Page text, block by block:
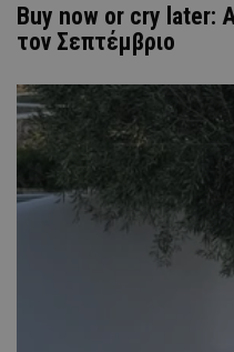
Buy now or cry later:
τον Σεπτέμβριο